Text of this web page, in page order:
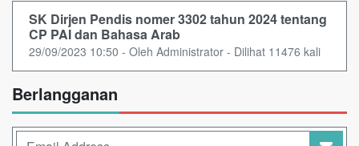
SK Dirjen Pendis nomer 3302 tahun 2024 tentang
CP PAI dan Bahasa Arab
29/09/2023 10:50 - Oleh Administrator - Dilihat 11476 kali
Berlangganan